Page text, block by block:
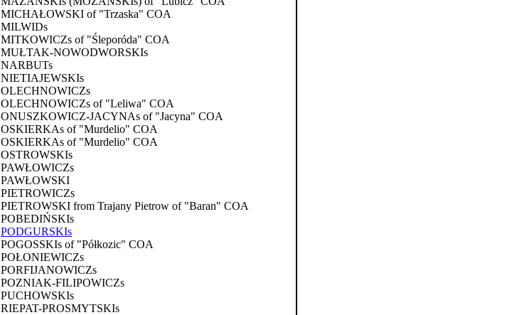
MICHAŁOWSKI of "Trzaska" COA
MILWIDs
MITKOWICZs of "Śleporóda" COA
MUŁTAK-NOWODWORSKIs
NARBUTs
NIETIAJEWSKIs
OLECHNOWICZs
OLECHNOWICZs of "Leliwa" COA
ONUSZKOWICZ-JACYNAs of "Jacyna" COA
OSKIERKAs of "Murdelio" COA
OSKIERKAs of "Murdelio" COA
OSTROWSKIs
PAWŁOWICZs
PAWŁOWSKI
PIETROWICZs
PIETROWSKI from Trajany Pietrow of "Baran" COA
POBEDIŃSKIs
PODGURSKIs
POGOSSKIs of "Półkozic" COA
POŁONIEWICZs
PORFIJANOWICZs
POZNIAK-FILIPOWICZs
PUCHOWSKIs
RIEPAT-PROSMYTSKIs